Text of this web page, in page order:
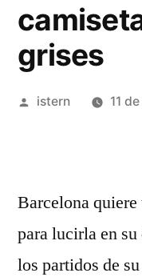
grises
Publicado
istern 11
Barcelona quiere
para lucirla en
los partidos de